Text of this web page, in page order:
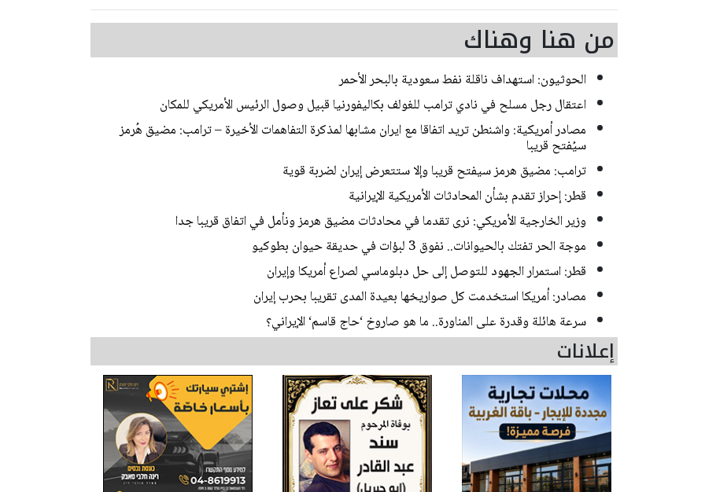
من هنا وهناك
الحوثيون: استهداف ناقلة نفط سعودية بالبحر الأحمر
اعتقال رجل مسلح في نادي ترامب للغولف بكاليفورنيا قبيل وصول الرئيس الأمريكي للمكان
مصادر أمريكية: واشنطن تريد اتفاقا مع ايران مشابها لمذكرة التفاهمات الأخيرة – ترامب: مضيق هُرمز
سيُفتح قريبا
ترامب: مضيق هرمز سيفتح قريبا وإلا ستتعرض إيران لضربة قوية
قطر: إحراز تقدم بشأن المحادثات الأمريكية الإيرانية
وزير الخارجية الأمريكي: نرى تقدما في محادثات مضيق هرمز ونأمل في اتفاق قريبا جدا
موجة الحر تفتك بالحيوانات.. نفوق 3 لبؤات في حديقة حيوان بطوكيو
قطر: استمرار الجهود للتوصل إلى حل دبلوماسي لصراع أمريكا وإيران
مصادر: أمريكا استخدمت كل صواريخها بعيدة المدى تقريبا بحرب إيران
سرعة هائلة وقدرة على المناورة.. ما هو صاروخ ‘حاج قاسم‘ الإيراني؟
إعلانات